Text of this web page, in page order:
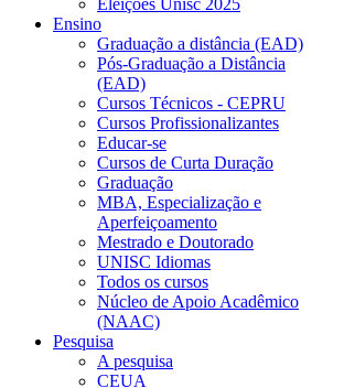
Eleições Unisc 2025
Ensino
Graduação a distância (EAD)
Pós-Graduação a Distância
(EAD)
Cursos Técnicos - CEPRU
Cursos Profissionalizantes
Educar-se
Cursos de Curta Duração
Graduação
MBA, Especialização e
Aperfeiçoamento
Mestrado e Doutorado
UNISC Idiomas
Todos os cursos
Núcleo de Apoio Acadêmico
(NAAC)
Pesquisa
A pesquisa
CEUA